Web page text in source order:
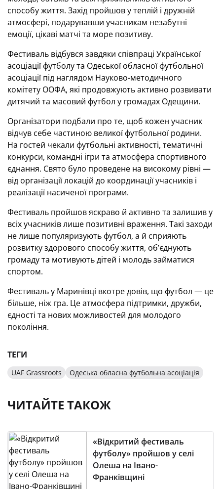
способу життя. Захід пройшов у теплій і дружній
атмосфері, подарувавши учасникам незабутні
емоції, цікаві матчі та море позитиву.
Фестиваль відбувся завдяки співпраці Української
асоціації футболу та Одеської обласної футбольної
асоціації під наглядом Науково-методичного
комітету ООФА, які продовжують активно розвивати
дитячий та масовий футбол у громадах Одещини.
Організатори подбали про те, щоб кожен учасник
відчув себе частиною великої футбольної родини.
На гостей чекали футбольні активності, тематичні
конкурси, командні ігри та атмосфера спортивного
єднання. Свято було проведене на високому рівні —
від організації локацій до координації учасників і
реалізації насиченої програми.
Фестиваль пройшов яскраво й активно та залишив у
всіх учасників лише позитивні враження. Такі заходи
не лише популяризують футбол, а й сприяють
розвитку здорового способу життя, об’єднують
громаду та мотивують дітей і молодь займатися
спортом.
Фестиваль у Маринівці вкотре довів, що футбол — це
більше, ніж гра. Це атмосфера підтримки, дружби,
єдності та нових можливостей для молодого
покоління.
ТЕГИ
UAF Grassroots Одеська обласна футбольна асоціація
ЧИТАЙТЕ ТАКОЖ
«Відкритий фестиваль
футболу» пройшов у селі
Олеша на Івано-
Франківщині